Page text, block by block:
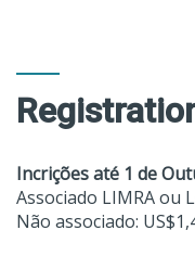
Incrições até 1 de
Associado LIMRA ou
Não associado: